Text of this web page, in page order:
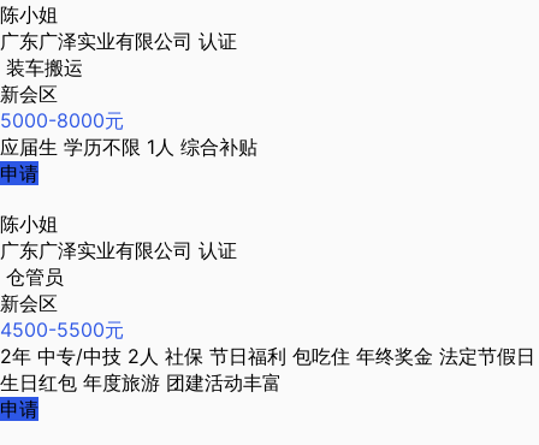
陈小姐
广东广泽实业有限公司 认证
装车搬运
新会区
5000-8000元
应届生 学历不限 1人 综合补贴
申请
陈小姐
广东广泽实业有限公司 认证
仓管员
新会区
4500-5500元
2年 中专/中技 2人 社保 节日福利 包吃住 年终奖金 法定节假日
生日红包 年度旅游 团建活动丰富
申请